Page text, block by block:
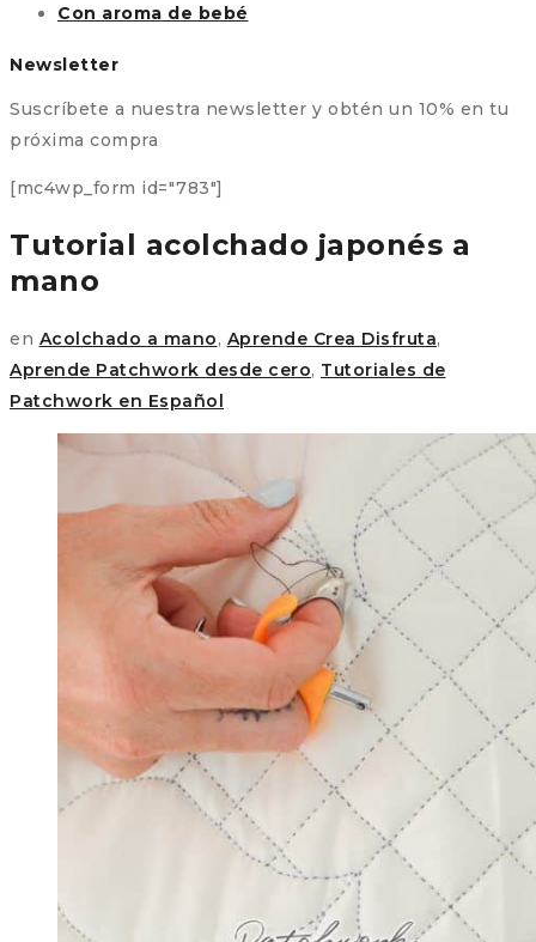
Con aroma de bebé
Newsletter
Suscríbete a nuestra newsletter y obtén un 10% en tu
próxima compra
[mc4wp_form id="783"]
Tutorial acolchado japonés a
mano
en Acolchado a mano, Aprende Crea Disfruta,
Aprende Patchwork desde cero, Tutoriales de
Patchwork en Español